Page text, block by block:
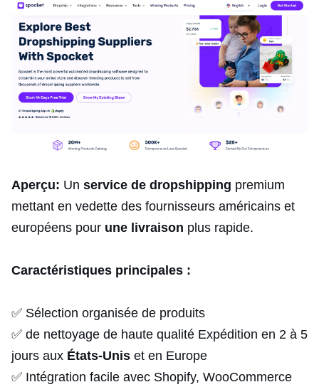
Aperçu: Un service de dropshipping premium
mettant en vedette des fournisseurs américains et
européens pour une livraison plus rapide.
Caractéristiques principales :
✅ Sélection organisée de produits
✅ de nettoyage de haute qualité Expédition en 2 à 5
jours aux États-Unis et en Europe
✅ Intégration facile avec Shopify, WooCommerce